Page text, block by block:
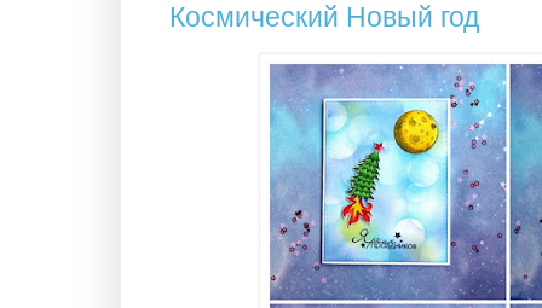
Космический Новый год